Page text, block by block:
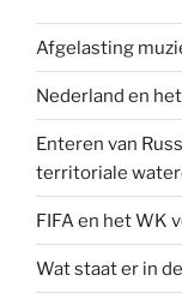
Afgelasting
Nederland en
Enteren van
territoriale
FIFA en het WK
Wat staat er in